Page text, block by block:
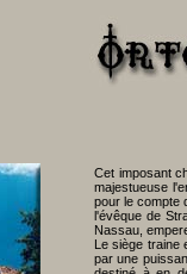
Cet imposant
majestueuse
pour le compte
l'évêque de
Nassau,
Le siège traine
par une